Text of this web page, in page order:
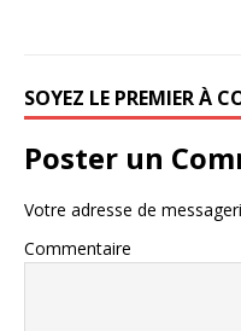
SOYEZ LE PREMIER À
Poster un
Votre adresse de
Commentaire